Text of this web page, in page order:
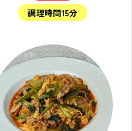
調理時間15分